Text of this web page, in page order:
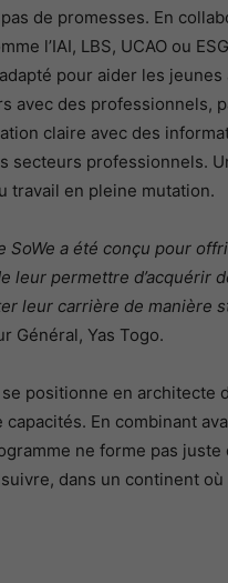
de promesses. En
l’IAI, LBS, UCAO ou
pour aider les
avec des professionnels,
claire avec des
secteurs professionnels.
travail en pleine mutation.
SoWe a été conçu pour
leur permettre d’acquérir
leur carrière de manière
Général, Yas Togo.
se positionne en
En combinant
ne forme pas
dans un continent